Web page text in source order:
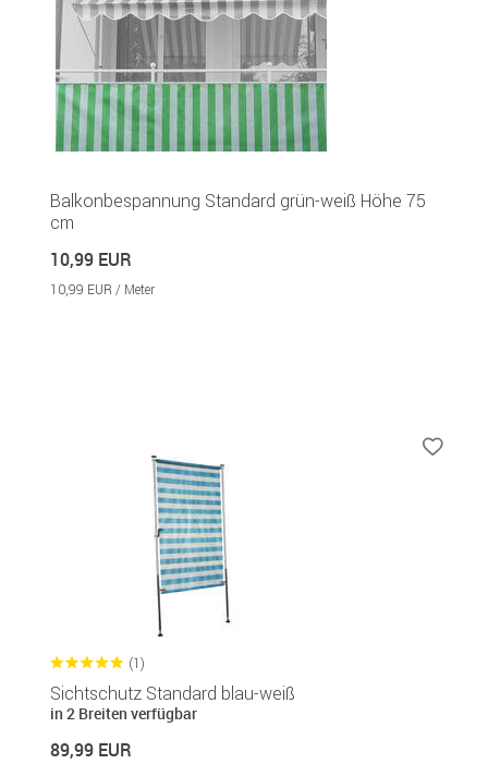
Balkonbespannung Standard grün-weiß Höhe 75
cm
10,99 EUR
10,99 EUR / Meter
(1)
Sichtschutz Standard blau-weiß
in 2 Breiten verfügbar
89,99 EUR